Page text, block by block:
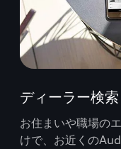
ディーラー検索
お住まいや職場の
けで、お近くの